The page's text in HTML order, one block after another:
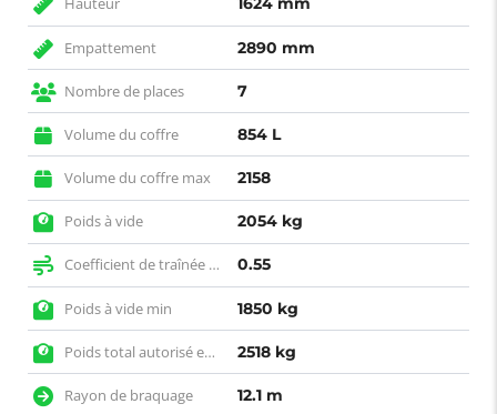
Empattement 2890 mm
Nombre de places 7
Volume du coffre 854 L
Volume du coffre max 2158
Poids à vide 2054 kg
Coefficient de traînée (SCx) 0.55
Poids à vide min 1850 kg
Poids total autorisé en charge 2518 kg
Rayon de braquage 12.1 m